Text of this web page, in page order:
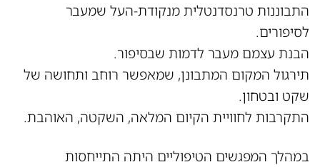
התבוננות טרנסדנטלית מנקודת-העל שמעבר
לסיפורים.
הבנת עצמם מעבר לדמות שבסיפור.
תירגול המקום המתבונן, שמאפשר רוחב ותחושה של
שקט ובטחון.
התקרבות לחוויית הקיום המלאה, השקטה, האוהבת.
במהלך המפגשים הטיפוליים היתה התייחסות